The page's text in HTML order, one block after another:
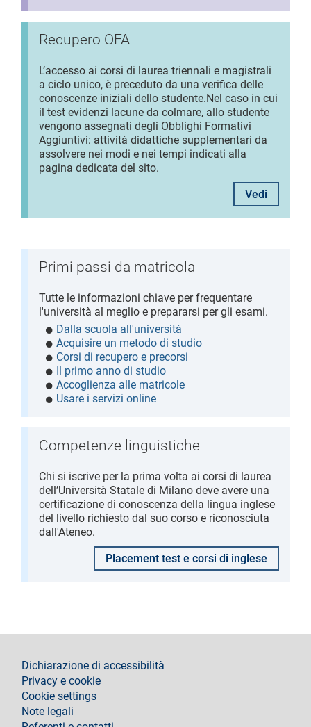
Recupero OFA
L’accesso ai corsi di laurea triennali e magistrali
a ciclo unico, è preceduto da una verifica delle
conoscenze iniziali dello studente.Nel caso in cui
il test evidenzi lacune da colmare, allo studente
vengono assegnati degli Obblighi Formativi
Aggiuntivi: attività didattiche supplementari da
assolvere nei modi e nei tempi indicati alla
pagina dedicata del sito.
Vedi
Primi passi da matricola
Tutte le informazioni chiave per frequentare
l'università al meglio e prepararsi per gli esami.
Dalla scuola all'università
Acquisire un metodo di studio
Corsi di recupero e precorsi
Il primo anno di studio
Accoglienza alle matricole
Usare i servizi online
Competenze linguistiche
Chi si iscrive per la prima volta ai corsi di laurea
dell’Università Statale di Milano deve avere una
certificazione di conoscenza della lingua inglese
del livello richiesto dal suo corso e riconosciuta
dall'Ateneo.
Placement test e corsi di inglese
footer
Dichiarazione di accessibilità
Privacy e cookie
Cookie settings
Note legali